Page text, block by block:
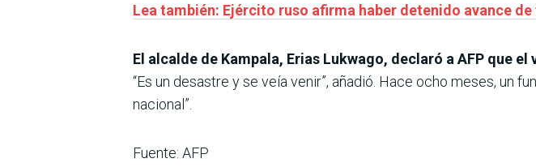
Lea también: Ejército ruso afirma haber detenido avance
El alcalde de Kampala, Erias Lukwago, declaró a AFP que
“Es un desastre y se veía venir”, añadió. Hace ocho meses, un
nacional”.
Fuente: AFP